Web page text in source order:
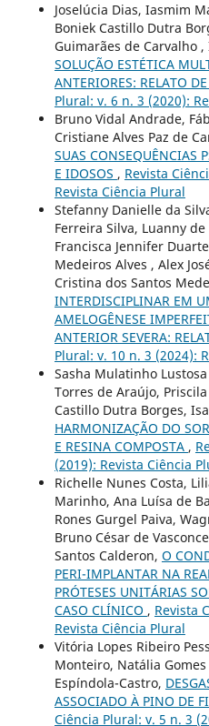
Joselúcia Dias, Iasmim
Boniek Castillo Dutra
Guimarães de Carvalho
SOLUÇÃO ESTÉTICA
ANTERIORES: RELATO
Plural: v. 6 n. 3 (2020):
Bruno Vidal Andrade,
Cristiane Alves Paz de
SUAS CONSEQUÊNCIAS
E IDOSOS , Revista
Revista Ciência Plural
Stefanny Danielle da
Ferreira Silva, Luanny
Francisca Jennifer
Medeiros Alves , Alex
Cristina dos Santos
INTERDISCIPLINAR EM
AMELOGÊNESE
ANTERIOR SEVERA:
Plural: v. 10 n. 3 (2024):
Sasha Mulatinho
Torres de Araújo,
Castillo Dutra Borges,
HARMONIZAÇÃO DO
E RESINA COMPOSTA ,
(2019): Revista Ciência
Richelle Nunes Costa,
Marinho, Ana Luísa de
Rones Gurgel Paiva,
Bruno César de
Santos Calderon, O
PERI-IMPLANTAR NA
PRÓTESES UNITÁRIAS
CASO CLÍNICO , Revista
Revista Ciência Plural
Vitória Lopes Ribeiro
Monteiro, Natália
Espíndola-Castro,
ASSOCIADO À PINO DE
Ciência Plural: v. 5 n. 3